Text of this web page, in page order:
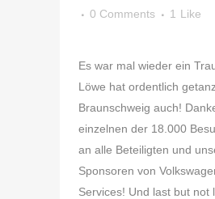
0 Comments
1 Like
Es war mal wieder ein
Löwe hat ordentlich
Braunschweig auch!
einzelnen der 18.000
an alle Beteiligten und
Sponsoren von
Services! Und last but not